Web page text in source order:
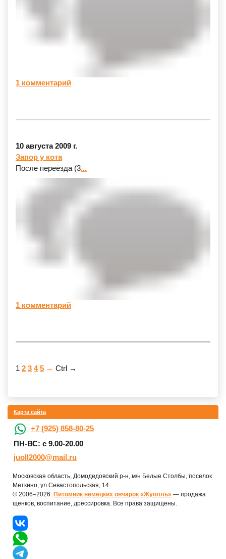
1 комментарий
10 августа 2009 г.
Запор у кота
После переезда (3...
1 комментарий
1 2 3 4 5 → Ctrl →
Карта сайта
+7 (925) 858-80-25
ПН-ВС: с 9.00-20.00
juoll2000@mail.ru
Московская область, Домодедовский р-н, м/н Белые Столбы, поселок
Меткино, ул.Севастопольская, 14.
© 2006–2026. Питомник немецких овчарок «Жуолль» — продажа
щенков, воспитание, дрессировка. Все права защищены.